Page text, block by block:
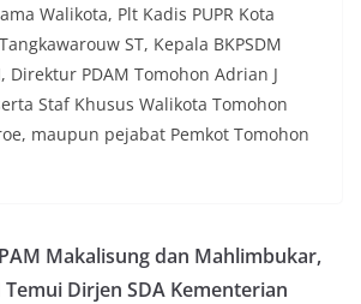
Walikota, Plt Kadis PUPR Kota
ST, Kepala BKPSDM
Direktur PDAM Tomohon Adrian J
Staf Khusus Walikota Tomohon
maupun pejabat Pemkot Tomohon
Makalisung dan Mahlimbukar,
Dirjen SDA Kementerian